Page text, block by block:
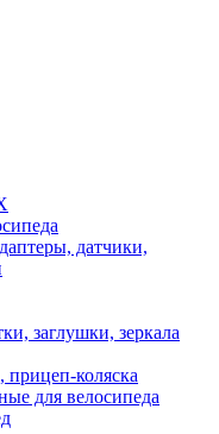
датчики,
заглушки, зеркала
прицеп-коляска
для велосипеда